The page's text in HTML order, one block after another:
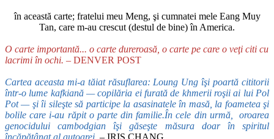
în această carte; fratelui meu Meng, şi cumnatei mele Eang Muy
Tan, care m-au crescut (destul de bine) în America.
O carte importantă... o carte dureroasă, o carte pe care o veţi citi cu
lacrimi în ochi. – DENVER POST
Cartea aceasta mi-a tăiat răsuflarea: Loung Ungîşi poartă cititorii
într-o lume kafkiană — copilăria ei furată de khmerii roşii ai lui Pol
Pot — şi îi sileşte să participe la asasinatele în masă, la foametea şi
bolilecare i-au răpit o parte din familie.În cele din urmă, oroarea
genocidului cambodgian îşi găseşte măsura doar în spiritul
încăpăţânat al autoarei. – IRIS CHANG